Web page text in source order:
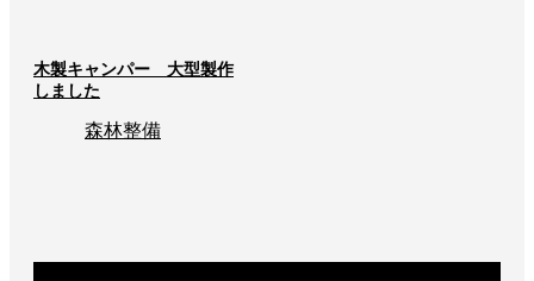
木製キャンパー 大型製作
しました
森林整備